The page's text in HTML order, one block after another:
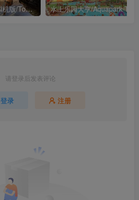
幽灵行动：荒野-虚拟机版/Tom Clancy’s Ghost Recon Wildlands HYPERVISOR 水上乐园大亨/Aquapark
请登录后发表评论
登录 注册